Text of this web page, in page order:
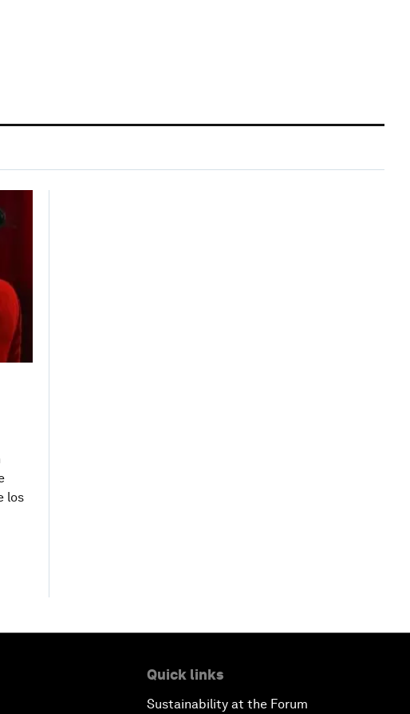
los
Quick links
Sustainability at the Forum